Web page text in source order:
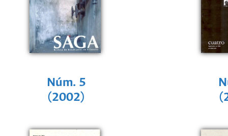
Núm. 5
(2002)